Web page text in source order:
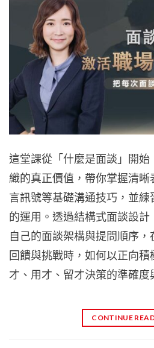
這堂課從「什麼是面談」開始
織的真正價值，帶你掌握清
言訊號等基礎溝通技巧，並
的運用。透過結構式面談設
自己的面談架構與提問順序
回饋與挑戰時，如何以正向
才、用才、留才決策的準確度
CONTINUE